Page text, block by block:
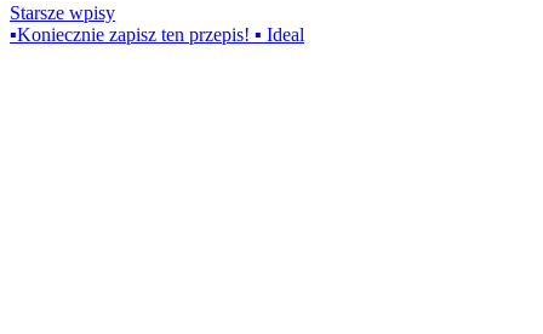
Starsze wpisy
▪️Koniecznie zapisz ten przepis! ▪️ Ideal